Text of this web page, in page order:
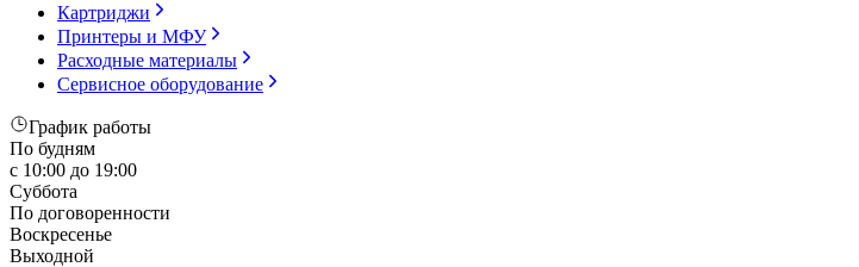
Картриджи
Принтеры и МФУ
Расходные материалы
Сервисное оборудование
График работы
По будням
с 10:00 до 19:00
Суббота
По договоренности
Воскресенье
Выходной